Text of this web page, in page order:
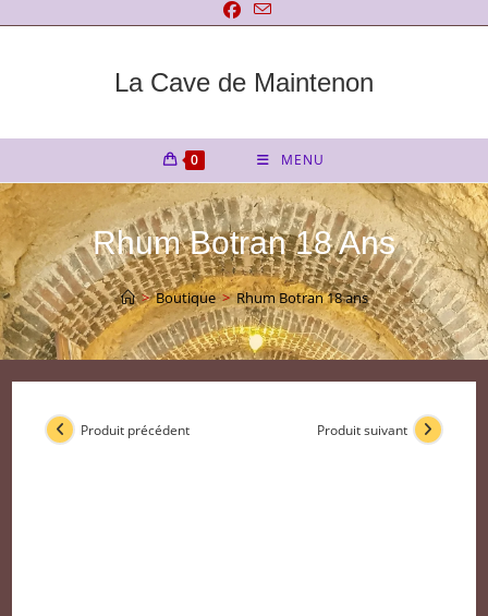
La Cave de Maintenon
0 MENU
Rhum Botran 18 Ans
> Boutique > Rhum Botran 18 ans
Produit précédent Produit suivant